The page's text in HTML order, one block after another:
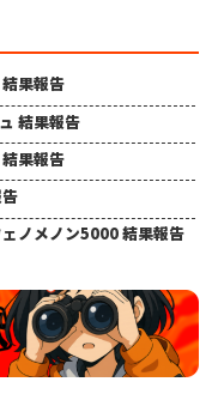
果報告
結果報告
果報告
ノメノン5000 結果報告